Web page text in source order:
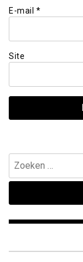
E-mail *
Site
Zoeken
naar: